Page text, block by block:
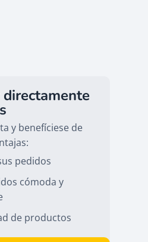
y benefíciese de
pedidos
cómoda y
de productos